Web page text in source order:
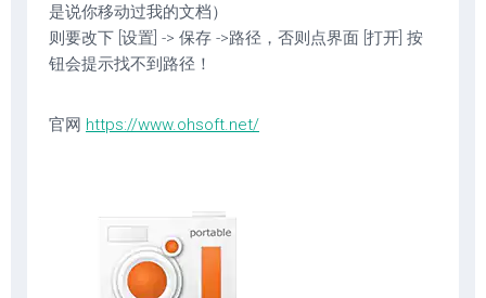
是说你移动过我的文档）
则要改下 [设置] -> 保存 ->路径，否则点界面 [打开] 按
钮会提示找不到路径！
官网 https://www.ohsoft.net/